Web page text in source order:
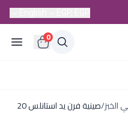
0
الخبز/صينية فرن يد استانلس 20